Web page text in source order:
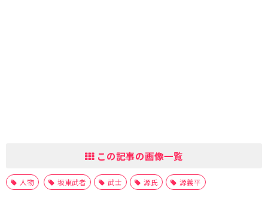
この記事の画像一覧
人物 坂東武者 武士 源氏 源義平